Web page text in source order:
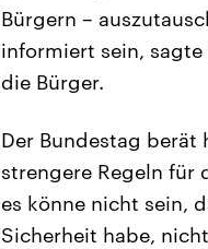
Bürgern –
informiert sein, sagte
die Bürger.
Der Bundestag berät
strengere Regeln für
es könne nicht sein,
Sicherheit habe,